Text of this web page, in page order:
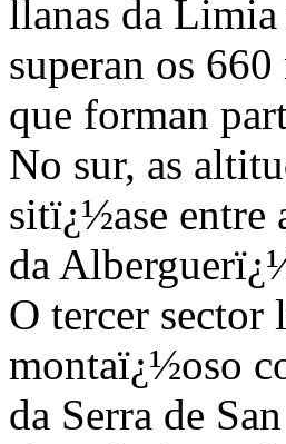
llanas da
superan os
que forman
No sur, as
sitï¿½ase entre
da
O tercer
montaï¿½oso
da Serra de